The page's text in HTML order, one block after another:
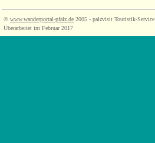
© www.wanderportal-pfalz.de 2005 - palzvisit Touristik-Service
Überarbeitet im Februar 2017